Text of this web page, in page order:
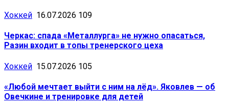
Хоккей 16.07.2026 109
Черкас: спада «Металлурга» не нужно опасаться,
Разин входит в топы тренерского цеха
Хоккей 15.07.2026 105
«Любой мечтает выйти с ним на лёд». Яковлев — об
Овечкине и тренировке для детей